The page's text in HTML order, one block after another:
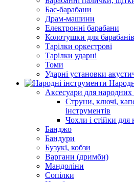
Бас-барабани
Драм-машини
Електронні барабани
Колотушки для барабанів
Тарілки оркестрові
Тарілки ударні
Томи
Ударні установки
Аксесуари для народних
Струни, ключі,
інструментів
Чохли і стійки для
Банджо
Бандури
Бузукі, кобзи
Варгани (дримби)
Мандоліни
Сопілки